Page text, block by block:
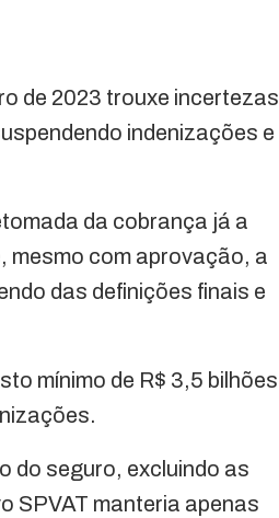
de 2023 trouxe incertezas
indenizações e
da cobrança já a
mesmo com aprovação, a
das definições finais e
mínimo de R$ 3,5 bilhões
do seguro, excluindo as
SPVAT manteria apenas